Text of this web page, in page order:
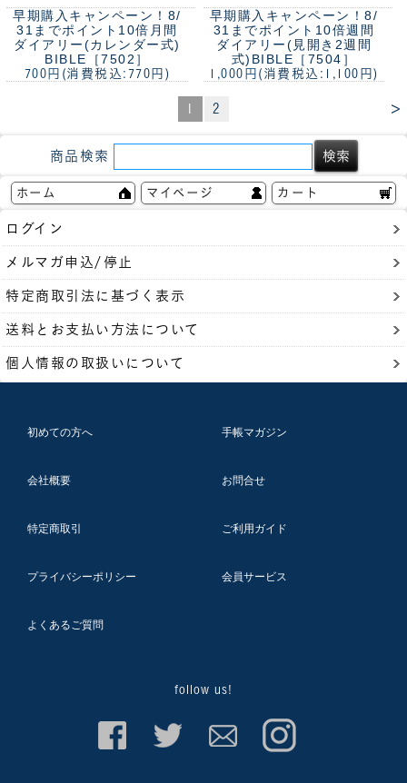
早期購入キャンペーン！8/
31までポイント10倍 月間
ダイアリー(カレンダー式)
BIBLE［7502］
700円 (消費税込:770円)
早期購入キャンペーン！8/
31までポイント10倍週間
ダイアリー(見開き2週間
式)BIBLE［7504］
1,000円 (消費税込:1,100円)
>
1 2
商品検索
ホーム マイページ カート
ログイン
メルマガ申込/停止
特定商取引法に基づく表示
送料とお支払い方法について
個人情報の取扱いについて
初めての方へ 手帳マガジン
会社概要 お問合せ
特定商取引 ご利用ガイド
プライバシーポリシー 会員サービス
よくあるご質問
follow us!